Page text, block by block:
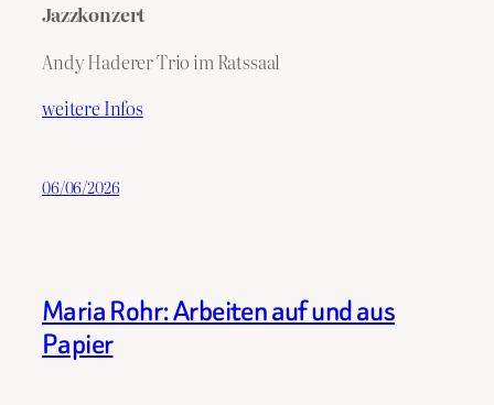
Jazzkonzert
Andy Haderer Trio im Ratssaal
weitere Infos
06/06/2026
Maria Rohr: Arbeiten auf und aus
Papier